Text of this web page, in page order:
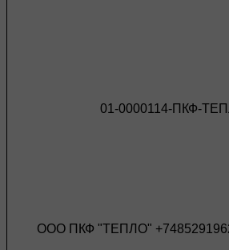
01-0000114-ПКФ-
ООО ПКФ "ТЕПЛО"